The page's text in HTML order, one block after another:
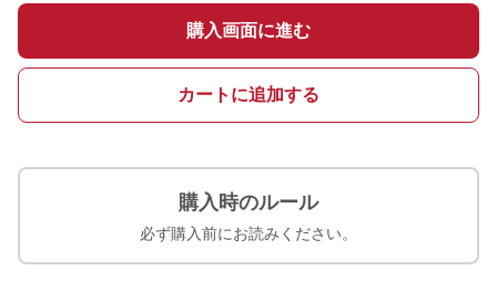
購入画面に進む
カートに追加する
購入時のルール
必ず購入前にお読みください。